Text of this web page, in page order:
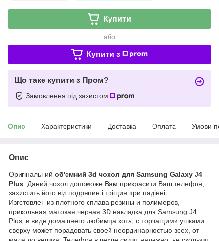
Купити
або
Купити з
Що таке купити з Пром?
Замовлення під захистом
Опис Характеристики Доставка Оплата Умови
Опис
Оригінальний об'ємний 3d чохол для Samsung Galaxy J4
Plus . Даний чохол допоможе Вам прикрасити Ваш телефон,
захистить його від подряпин і тріщин при падінні.
Изготовлен из плотного сплава резины и полимеров,
прикольная матовая черная 3D накладка для Samsung J4
Plus, в виде домашнего любимца кота, с торчащими ушками
сверху может порадовать своей неординарностью всех, от
мала до велика. Телефон в чехле сидит надежно, не скользит